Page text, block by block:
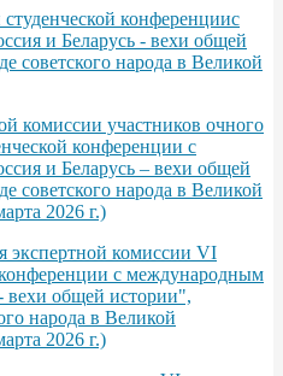
конференциис
и Беларусь - вехи общей
советского народа в Великой
комиссии участников очного
конференции с
и Беларусь – вехи общей
советского народа в Великой
2026 г.)
экспертной комиссии VI
с международным
вехи общей истории",
народа в Великой
2026 г.)